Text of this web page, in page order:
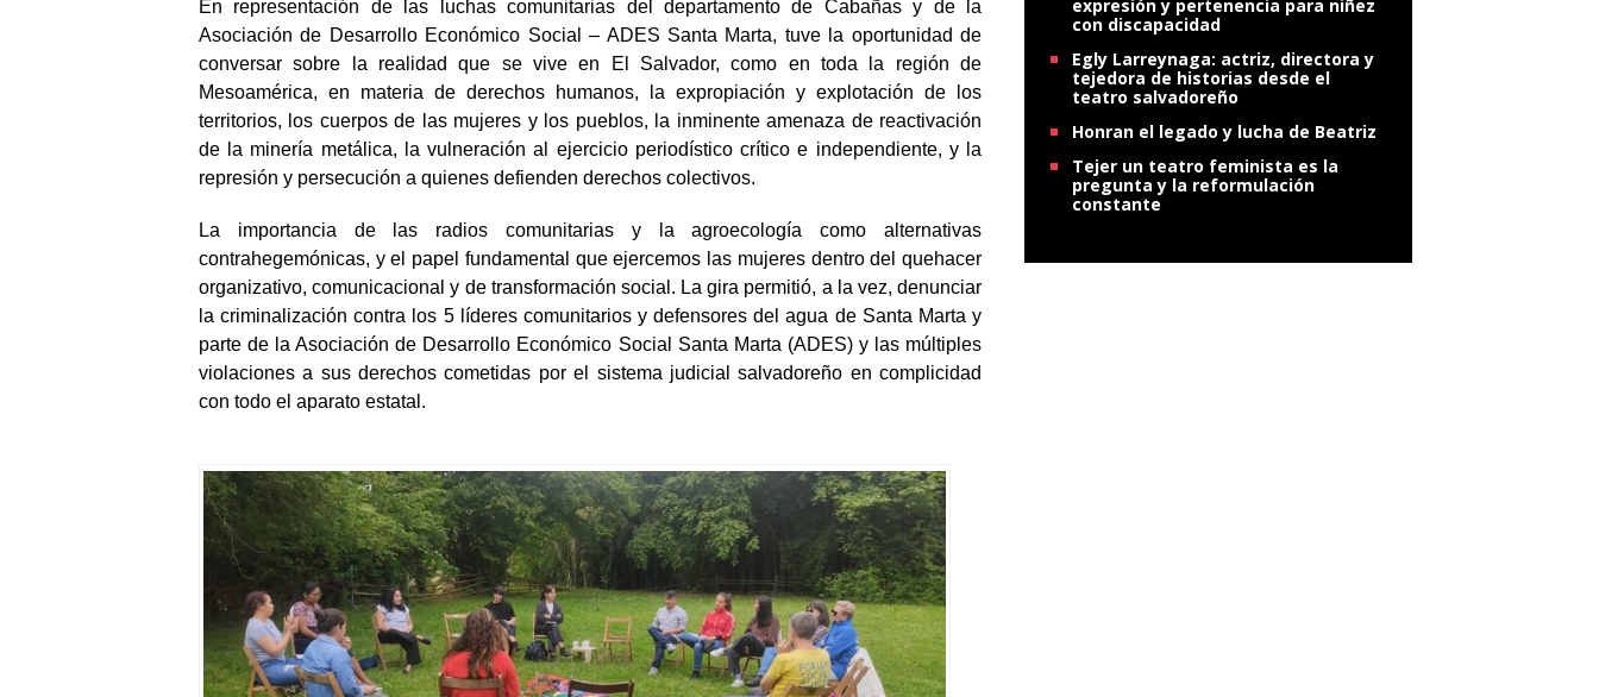
En representación de las luchas comunitarias del departamento de Cabañas y de la
Asociación de Desarrollo Económico Social – ADES Santa Marta, tuve la oportunidad de
conversar sobre la realidad que se vive en El Salvador, como en toda la región de
Mesoamérica, en materia de derechos humanos, la expropiación y explotación de los
territorios, los cuerpos de las mujeres y los pueblos, la inminente amenaza de reactivación
de la minería metálica, la vulneración al ejercicio periodístico crítico e independiente, y la
La importancia de las radios comunitarias y la agroecología como alternativas
contrahegemónicas, y el papel fundamental que ejercemos las mujeres dentro del quehacer
organizativo, comunicacional y de transformación social. La gira permitió, a la vez, denunciar
la criminalización contra los 5 líderes comunitarios y defensores del agua de Santa Marta y
parte de la Asociación de Desarrollo Económico Social Santa Marta (ADES) y las múltiples
violaciones a sus derechos cometidas por el sistema judicial salvadoreño en complicidad
La musicoterapia como puente de
expresión y pertenencia para niñez
con discapacidad
Egly Larreynaga: actriz, directora y
tejedora de historias desde el
teatro salvadoreño
Honran el legado y lucha de Beatriz
Tejer un teatro feminista es la
pregunta y la reformulación